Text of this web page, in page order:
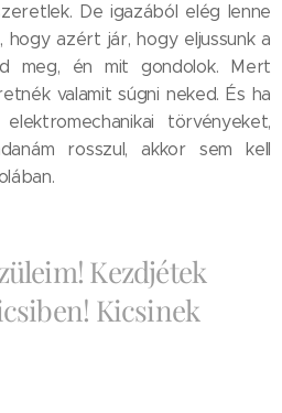
De igazából elég lenne
hogy azért jár, hogy eljussunk a
meg, én mit gondolok. Mert
valamit súgni neked. És ha
törvényeket,
rosszul, akkor sem kell
Kezdjétek
Kicsinek